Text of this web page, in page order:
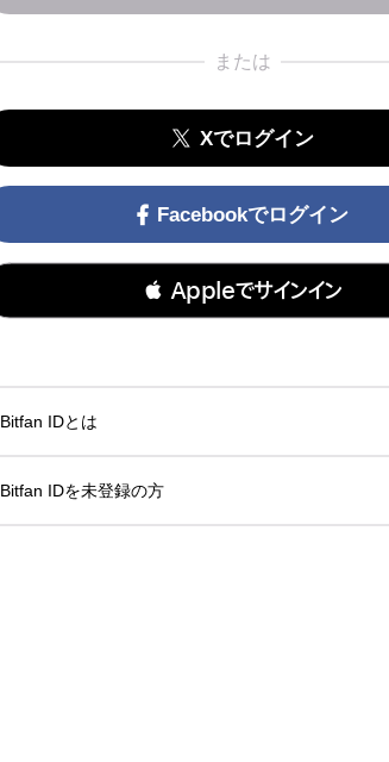
または
Xでログイン
Facebookでログイン
 Appleでサインイン
Bitfan IDとは
Bitfan IDを未登録の方